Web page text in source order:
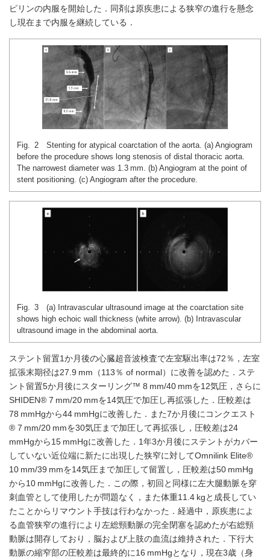
ピリンの内服を開始した．同剤は原疾患による狭窄の進行を懸念
し現在まで内服を継続している．
Fig. 2 Stenting for atypical coarctation of the aorta. (a) Angiogram
before the procedure shows long stenosis of distal thoracic aorta.
The narrowest diameter was 1.3 mm. (b) Angiogram at the point of
stent positioning. (c) Angiogram after the procedure.
Fig. 3 (a) Intravascular ultrasound image at the coarctation site
shows high echoic wall thickness (white arrow). (b) Intravascular
ultrasound image in the abdominal aorta.
ステント留置1か月後の心臓超音波検査で左室駆出率は72％，左室
拡張末期径は27.9 mm（113％ of normal）に改善を認めた．ステ
ント留置5か月後にスターリング™ 8 mm/40 mmを12気圧，さらに
SHIDEN® 7 mm/20 mmを14気圧で加圧し再拡張した．圧較差は
78 mmHgから44 mmHgに改善した．また7か月後にコンクエスト
® 7 mm/20 mmを30気圧まで加圧して再拡張し，圧較差は24
mmHgから15 mmHgに改善した．1年3か月後にステントがカバー
していない近位端に新たに出現した狭窄に対してOmnilink Elite®
10 mm/39 mmを14気圧まで加圧して留置し，圧較差は50 mmHg
から10 mmHgに改善した．この際，初回と同様に左大腿動脈を穿
刺血管として使用したが問題なく，また体重11.4 kgと成長してい
たことからリマウント手技は行わなかった．経過中，原疾患によ
る血管狭窄の進行により左総頸動脈の完全閉塞を認めたが右総頸
動脈は開存しており，脳および上肢の血流は維持された．下行大
動脈の縮窄部の圧較差は最終的に16 mmHgとなり，現在3歳（身